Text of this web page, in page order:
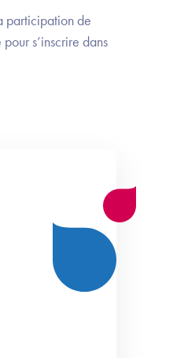
participation de
s’inscrire dans